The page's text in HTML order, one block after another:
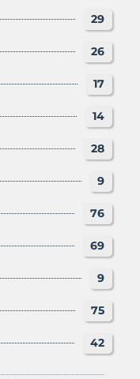
29
26
17
14
28
9
76
69
9
75
42